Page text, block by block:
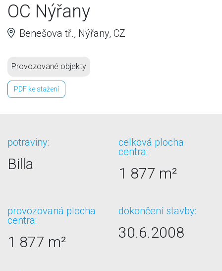
OC Nýřany
Benešova tř., Nýřany, CZ
Provozované objekty
PDF ke stažení
potraviny:
Billa
celková plocha
centra:
1 877 m²
provozovaná plocha
centra:
1 877 m²
dokončení stavby:
30.6.2008